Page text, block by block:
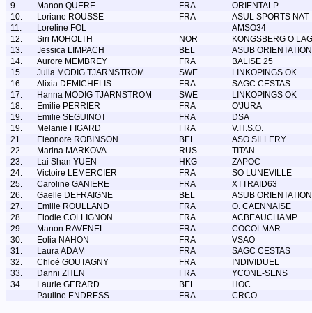
9.
Manon QUERE FRA
ORIENTALP
10.
Loriane ROUSSE FRA
ASUL SPORTS NAT
11.
Loreline FOL
AMSO34
12.
Siri MOHOLTH NOR
KONGSBERG O LAG
13.
Jessica LIMPACH BEL
ASUB
14.
Aurore MEMBREY FRA
BALISE 25
15.
Julia MODIG TJARNSTROM SWE
LINKOPINGS OK
16.
Alixia DEMICHELIS FRA
SAGC CESTAS
17.
Hanna MODIG TJARNSTROM SWE
LINKOPINGS OK
18.
Emilie PERRIER FRA
O'JURA
19.
Emilie SEGUINOT FRA
DSA
19.
Melanie FIGARD FRA
V.H.S.O.
21.
Eleonore ROBINSON BEL
ASO SILLERY
22.
Marina MARKOVA RUS
TITAN
23.
Lai Shan YUEN HKG
ZAPOC
24.
Victoire LEMERCIER FRA
SO LUNEVILLE
25.
Caroline GANIERE FRA
XTTRAID63
26.
Gaelle DEFRAIGNE BEL
ASUB
27.
Emilie ROULLAND FRA
O. CAENNAISE
28.
Elodie COLLIGNON FRA
ACBEAUCHAMP
29.
Manon RAVENEL FRA
COCOLMAR
30.
Eolia NAHON FRA
VSAO
31.
Laura ADAM FRA
SAGC CESTAS
32.
Chloé GOUTAGNY FRA
INDIVIDUEL
33.
Danni ZHEN FRA
YCONE-SENS
34.
Laurie GERARD BEL
HOC
Pauline ENDRESS
FRA CRCO